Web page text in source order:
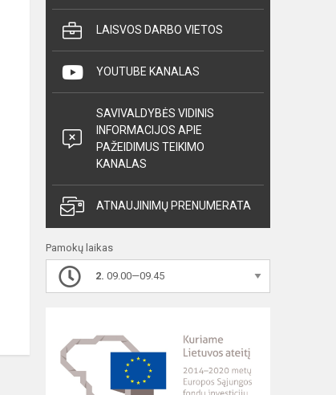
LAISVOS DARBO VIETOS
YOUTUBE KANALAS
SAVIVALDYBĖS VIDINIS
INFORMACIJOS APIE
PAŽEIDIMUS TEIKIMO
KANALAS
ATNAUJINIMŲ PRENUMERATA
Pamokų laikas
2. 09.00—09.45